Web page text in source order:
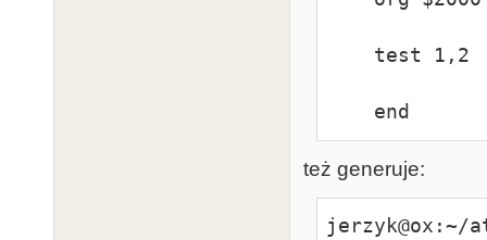
    end
też generuje: